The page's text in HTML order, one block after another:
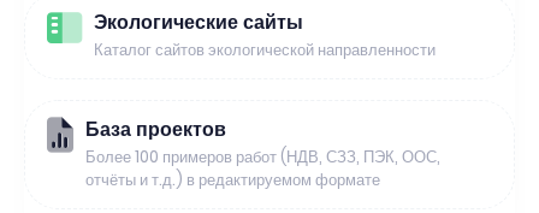
Экологические сайты
Каталог сайтов экологической направленности
База проектов
Более 100 примеров работ (НДВ, СЗЗ, ПЭК, ООС,
отчёты и т.д.) в редактируемом формате